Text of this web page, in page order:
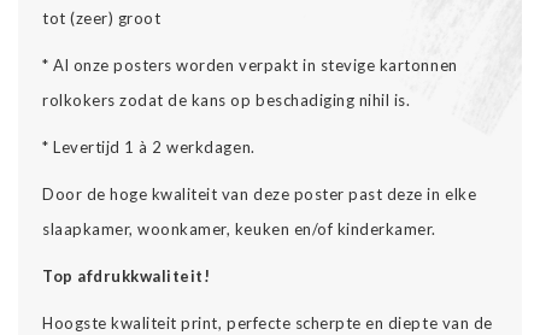
tot (zeer) groot
* Al onze posters worden verpakt in stevige kartonnen
rolkokers zodat de kans op beschadiging nihil is.
* Levertijd 1 à 2 werkdagen.
Door de hoge kwaliteit van deze poster past deze in elke
slaapkamer, woonkamer, keuken en/of kinderkamer.
Top afdrukkwaliteit!
Hoogste kwaliteit print, perfecte scherpte en diepte van de